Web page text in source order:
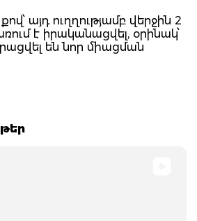
այդ ուղղությամբ վերջին 2
է իրականացվել, օրինակ՝
են նոր միացման